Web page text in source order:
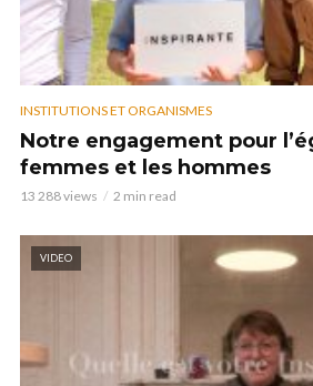
INSTITUTIONS ET ORGANISMES
Notre engagement pour
femmes et les hommes
13 288 views 2 min read
VIDEO